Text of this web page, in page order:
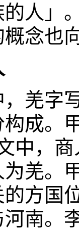
人」
念也
羌字
构成。
中，
羌。
方国
南。